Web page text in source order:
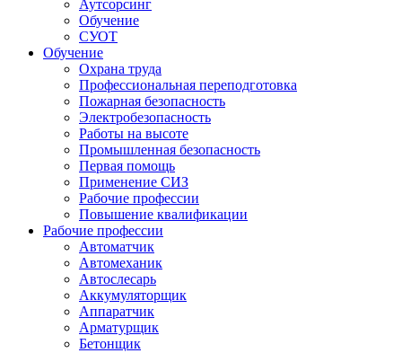
Аутсорсинг
Обучение
СУОТ
Обучение
Охрана труда
Профессиональная переподготовка
Пожарная безопасность
Электробезопасность
Работы на высоте
Промышленная безопасность
Первая помощь
Применение СИЗ
Рабочие профессии
Повышение квалификации
Рабочие профессии
Автоматчик
Автомеханик
Автослесарь
Аккумуляторщик
Аппаратчик
Арматурщик
Бетонщик